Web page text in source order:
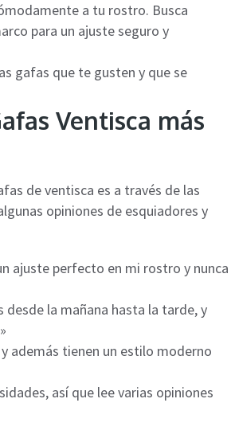
a tu rostro. Busca
para un ajuste seguro y
gafas que te gusten y que se
Ventisca más
de ventisca es a través de las
opiniones de esquiadores y
ajuste perfecto en mi rostro y nunca
la mañana hasta la tarde, y
además tienen un estilo moderno
así que lee varias opiniones